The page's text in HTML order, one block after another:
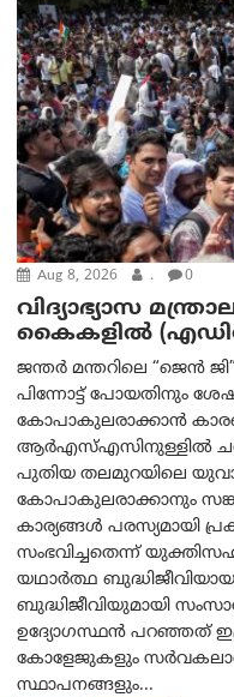
Aug 8, 2026 . 0
വിദ്യാഭ്യാസ
കൈകളിൽ
ജന്തർ മന്തറിലെ “ജെൻ
പിന്നോട്ട് പോയതിനും
കോപാകുലരാക്കാൻ
ആർ‌എസ്‌എസിനുള്ളിൽ
പുതിയ തലമുറയിലെ
കോപാകുലരാക്കാനും
കാര്യങ്ങൾ പരസ്യമായി
സംഭവിച്ചതെന്ന്
യഥാർത്ഥ
ബുദ്ധിജീവിയുമായി
ഉദ്യോഗസ്ഥൻ പറഞ്ഞത്
കോളേജുകളും
സ്ഥാപനങ്ങളും...